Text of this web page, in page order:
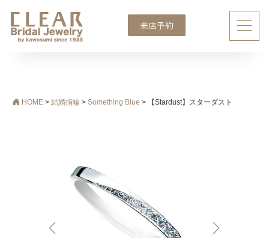
メインナビゲーション
来店予約
HOME> 結婚指輪 > Something Blue > 【Stardust】スターダスト